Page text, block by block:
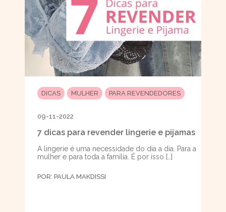
DICAS MULHER PARA REVENDEDORES
09-11-2022
7 dicas para revender lingerie e pijamas
A lingerie é uma necessidade do dia a dia. Para a
mulher e para toda a família. É por isso […]
POR: PAULA MAKDISSI